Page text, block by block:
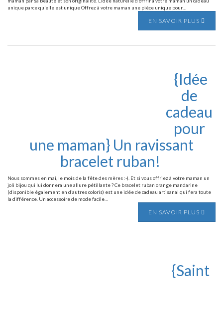
unique parce qu’elle est unique Offrez à votre maman une pièce unique pour…
EN SAVOIR PLUS
{Idée
de
cadeau
pour
une maman} Un ravissant
bracelet ruban!
Nous sommes en mai, le mois de la fête des mères :-). Et si vous offriez à votre maman un
joli bijou qui lui donnera une allure pétillante ? Ce bracelet ruban orange mandarine
(disponible également en d’autres coloris) est une idée de cadeau artisanal qui fera toute
la différence. Un accessoire de mode facile…
EN SAVOIR PLUS
{Saint